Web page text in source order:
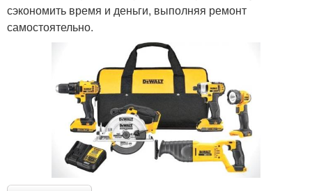
сэкономить время и деньги, выполняя ремонт
самостоятельно.